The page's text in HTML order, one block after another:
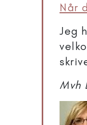
Når
Jeg
Mvh